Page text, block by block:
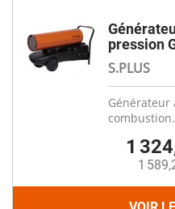
pression
S.PLUS
Générateur
1
1